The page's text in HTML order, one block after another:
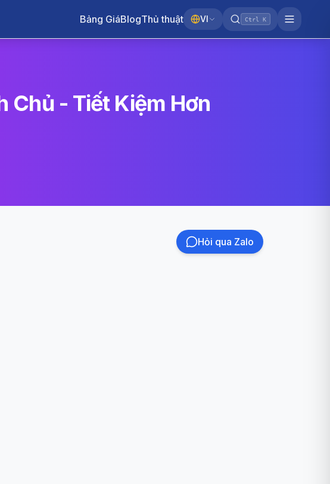
Bảng GiáBlogThủ thuật VI Ctrl K
Chủ - Tiết Kiệm Hơn
Hỏi qua Zalo